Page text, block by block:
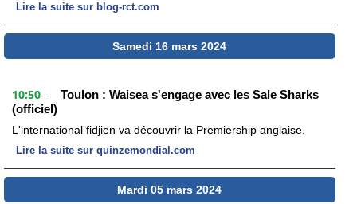
Lire la suite sur blog-rct.com
Samedi 16 mars 2024
10:50 -
Toulon : Waisea s'engage avec les Sale Sharks
(officiel)
L'international fidjien va découvrir la Premiership anglaise.
Lire la suite sur quinzemondial.com
Mardi 05 mars 2024